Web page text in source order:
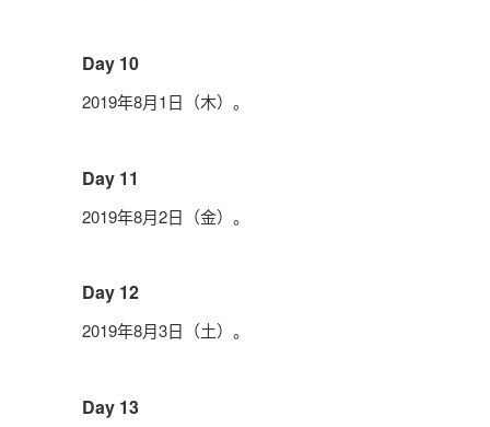
Day 10
2019年8月1日（木）。
Day 11
2019年8月2日（金）。
Day 12
2019年8月3日（土）。
Day 13